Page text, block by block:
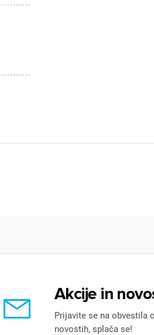
Akcije in
Prijavite se na obvestila
novostih, splača se!